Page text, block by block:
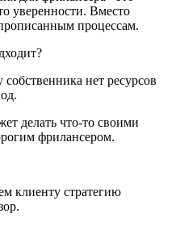
уверенности. Вместо
процессам.
собственника нет ресурсов
делать что-то своими
фрилансером.
клиенту стратегию